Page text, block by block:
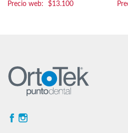
$13.100